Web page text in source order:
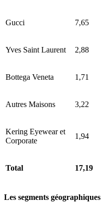
Gucci 7,65
Yves Saint Laurent 2,88
Bottega Veneta 1,71
Autres Maisons 3,22
Kering Eyewear et
Corporate
1,94
Total 17,19
Les segments géographiques